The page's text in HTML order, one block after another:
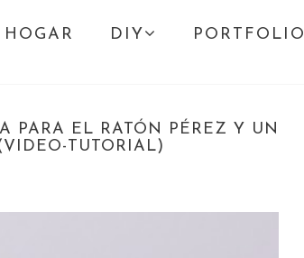
HOGAR DIY PORTFOLIO
PARA EL RATÓN PÉREZ Y UN
TUTORIAL)